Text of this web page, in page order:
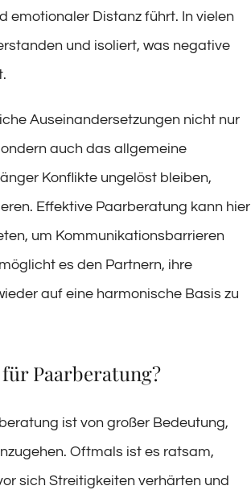
emotionaler Distanz führt. In vielen
und isoliert, was negative
Auseinandersetzungen nicht nur
auch das allgemeine
Konflikte ungelöst bleiben,
Effektive Paarberatung kann hier
um Kommunikationsbarrieren
es den Partnern, ihre
auf eine harmonische Basis zu
Paarberatung?
ist von großer Bedeutung,
Oftmals ist es ratsam,
sich Streitigkeiten verhärten und